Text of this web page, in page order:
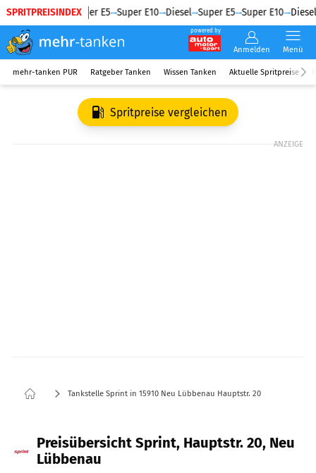
SPRITPREISINDEX
Diesel Super E5 Super E10 Diesel Super E5 Super E10 Diesel
powered by
Anmelden Menü
mehr-tanken PUR Ratgeber Tanken Wissen Tanken Aktuelle Spritpreise
Spritpreise vergleichen
ANZEIGE
Tankstelle Sprint in 15910 Neu Lübbenau Hauptstr. 20
Preisübersicht Sprint, Hauptstr. 20, Neu
Lübbenau